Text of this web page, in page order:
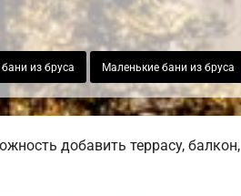
из бруса Маленькие бани из бруса
добавить террасу, балкон,